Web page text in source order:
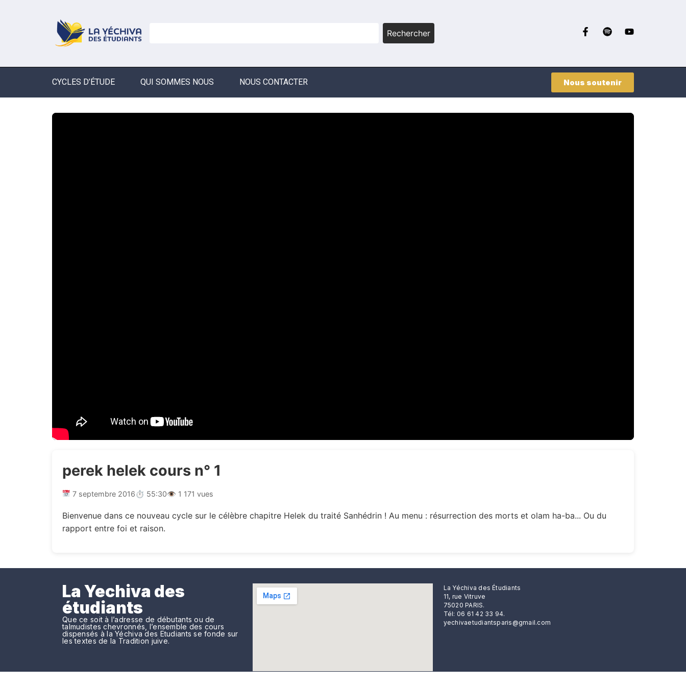
Rechercher
CYCLES D’ÉTUDE QUI SOMMES NOUS NOUS CONTACTER Nous soutenir
perek helek cours n° 1
7 septembre 2016⏱ 55:30👁 1 171 vues
Bienvenue dans ce nouveau cycle sur le célèbre chapitre Helek du traité Sanhédrin ! Au menu : résurrection des morts et olam ha-ba... Ou du
rapport entre foi et raison.
La Yechiva des
étudiants
Que ce soit à l’adresse de débutants ou de
talmudistes chevronnés, l’ensemble des cours
dispensés à la Yéchiva des Etudiants se fonde sur
les textes de la Tradition juive.
La Yéchiva des Étudiants
11, rue Vitruve
75020 PARIS.
Tél: 06 61 42 33 94.
yechivaetudiantsparis@gmail.com